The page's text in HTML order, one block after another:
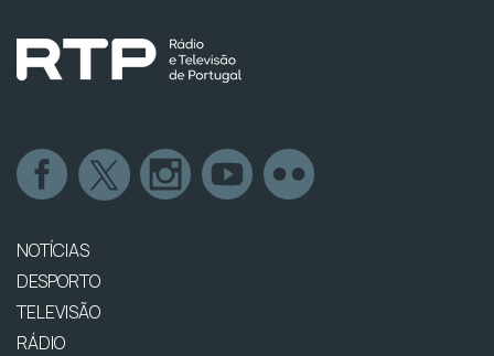
NOTÍCIAS
DESPORTO
TELEVISÃO
RÁDIO